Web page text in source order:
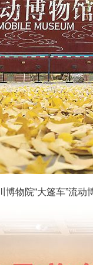
博物院“大篷车”流